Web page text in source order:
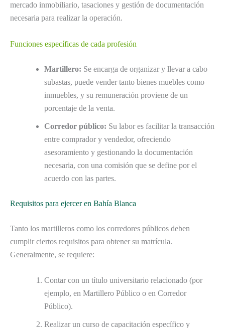
mercado inmobiliario, tasaciones y gestión de documentación
necesaria para realizar la operación.
Funciones específicas de cada profesión
Martillero: Se encarga de organizar y llevar a cabo
subastas, puede vender tanto bienes muebles como
inmuebles, y su remuneración proviene de un
porcentaje de la venta.
Corredor público: Su labor es facilitar la transacción
entre comprador y vendedor, ofreciendo
asesoramiento y gestionando la documentación
necesaria, con una comisión que se define por el
acuerdo con las partes.
Requisitos para ejercer en Bahía Blanca
Tanto los martilleros como los corredores públicos deben
cumplir ciertos requisitos para obtener su matrícula.
Generalmente, se requiere:
Contar con un título universitario relacionado (por
ejemplo, en Martillero Público o en Corredor
Público).
Realizar un curso de capacitación específico y